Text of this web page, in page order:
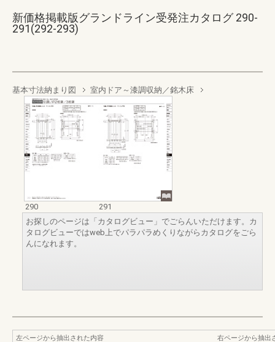
新価格掲載版グランドライン受発注カタログ 290-
291(292-293)
基本寸法納まり図 室内ドア～漆調収納／銘木床
290
291
お探しのページは「カタログビュー」でごらんいただけます。カ
タログビューではweb上でパラパラめくりながらカタログをごら
んになれます。
左ページから抽出された内容
右ページから抽出